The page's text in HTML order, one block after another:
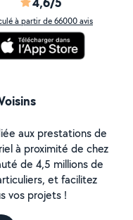
à partir de 66000 avis
aux prestations de
à proximité de chez
de 4,5 millions de
et facilitez
vos projets !